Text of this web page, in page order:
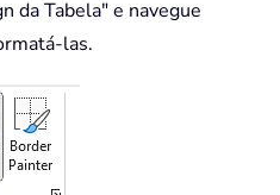
da Tabela" e navegue
las.